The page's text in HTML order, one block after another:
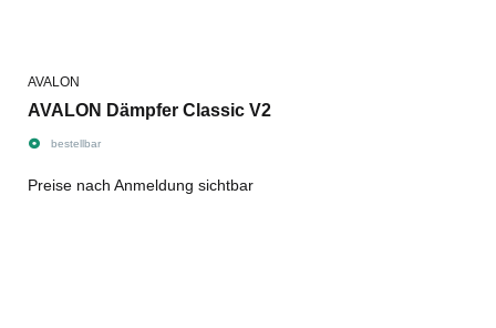
AVALON
AVALON Dämpfer Classic V2
bestellbar
Preise nach Anmeldung sichtbar